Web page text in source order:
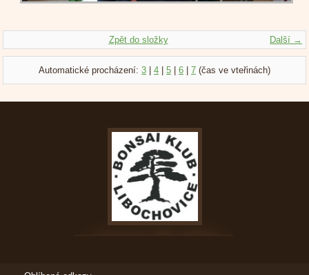
Další →
Zpět do složky
Automatické procházení: 3 | 4 | 5 | 6 | 7 (čas ve vteřinách)